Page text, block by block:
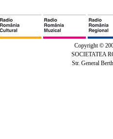
Copyright ©
SOCIETATEA
Str. General